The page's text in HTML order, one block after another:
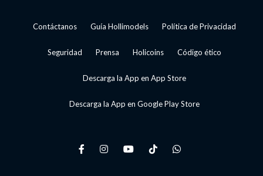
Contáctanos Guía Hollimodels Política de Privacidad
Seguridad Prensa Holicoins Código ético
Descarga la App en App Store
Descarga la App en Google Play Store